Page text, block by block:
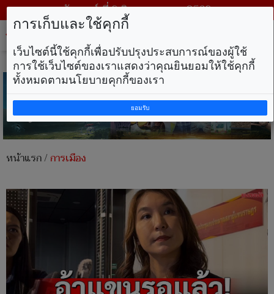
วันเสาร์ ที่ 8 สิงหาคม พ.ศ. 2569
หน้าแรก/การเมือง
การเก็บและใช้คุกกี้
เว็บไซต์นี้ใช้คุกกี้เพื่อปรับปรุงประสบการณ์ของผู้ใช้
การใช้เว็บไซต์ของเราแสดงว่าคุณยินยอมให้ใช้คุกกี้
ทั้งหมดตามนโยบายคุกกี้ของเรา
ยอมรับ